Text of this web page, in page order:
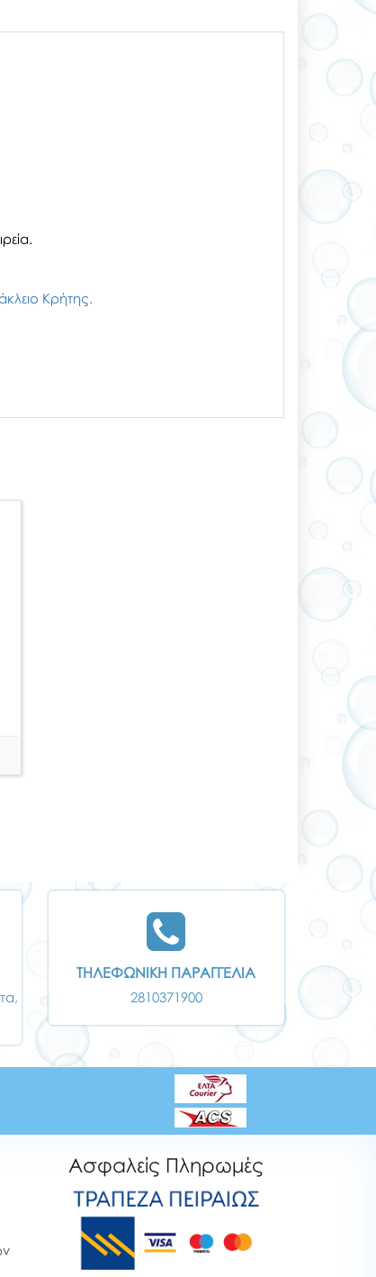
Κρήτης.
ΤΗΛΕΦΩΝΙΚΗ ΠΑΡΑΓΓΕΛΙΑ
2810371900
Ασφαλείς Πληρωμές